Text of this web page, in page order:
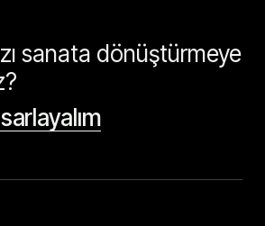
sanata dönüştürmeye